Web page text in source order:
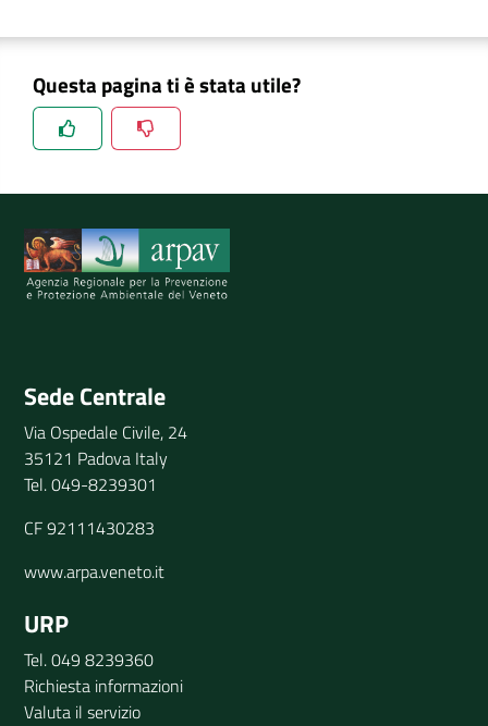
Questa pagina ti è stata utile?
Spiegaci perchè, e aiutaci a migliorare il servizio
Sede Centrale
Via Ospedale Civile, 24
35121 Padova Italy
Tel. 049-8239301
CF 92111430283
www.arpa.veneto.it
URP
Tel. 049 8239360
Richiesta informazioni
Valuta il servizio